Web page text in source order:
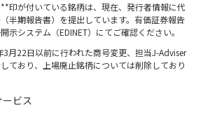
**印が付いている銘柄は、現在、発行者情報に代
半期報告書）を提出しています。有価証券報告
示システム（EDINET）にてご確認ください。
月22日以前に行われた商号変更、担当J-Adviser
ており、上場廃止銘柄については削除しており
ビス